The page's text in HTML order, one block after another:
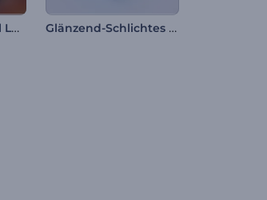
Flammende Kugel Logo-Reveal Glänzend-Schlichtes Intro